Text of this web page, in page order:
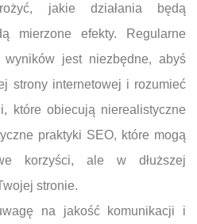
jakie działania będą
mierzone efekty. Regularne
jest niezbędne, abyś
strony internetowej i rozumieć
które obiecują nierealistyczne
praktyki SEO, które mogą
korzyści, ale w dłuższej
stronie.
na jakość komunikacji i